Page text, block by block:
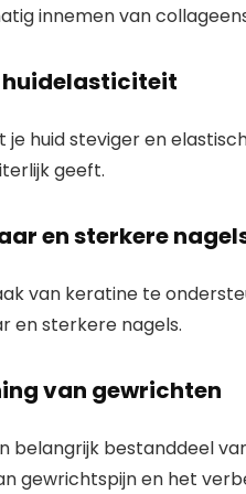
innemen van
je huid steviger en
geeft.
en sterkere
van keratine te
en sterkere nagels.
van gewrichten
belangrijk bestanddeel
gewrichtspijn en het